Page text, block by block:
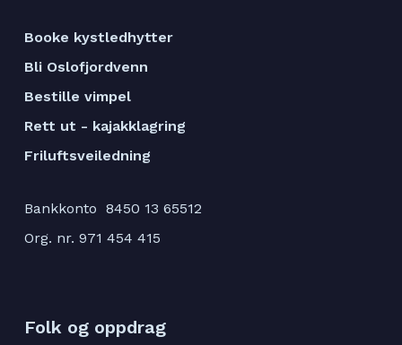
Booke kystledhytter
Bli Oslofjordvenn
Bestille vimpel
Rett ut - kajakklagring
Friluftsveiledning
Bankkonto 8450 13 65512
Org. nr. 971 454 415
Folk og oppdrag